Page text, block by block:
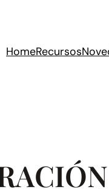
HomeRecursos